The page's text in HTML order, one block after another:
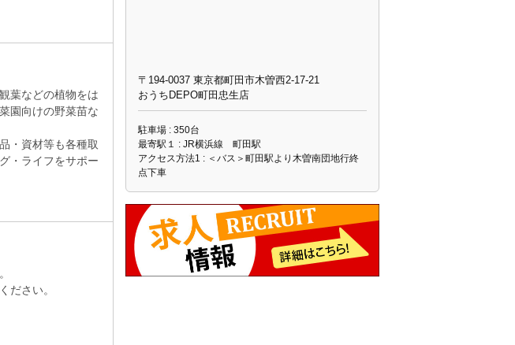
葉などの植物をは
園向けの野菜苗な
・資材等も各種取
・ライフをサポー
ださい。
〒194-0037 東京都町田市木曽西2-17-21
おうちDEPO町田忠生店
駐車場 : 350台
最寄駅１ : JR横浜線 町田駅
アクセス方法1 : ＜バス＞町田駅より木曽南団地行終
点下車